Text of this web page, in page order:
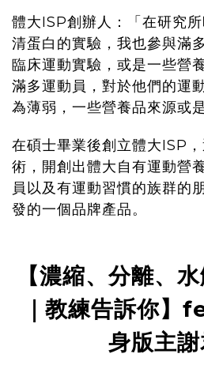
體大ISP創辦人：「在研究
清蛋白的實驗，我也參與滿
臨床運動實驗，或是一些營
滿多運動員，對於他們的運
為薄弱，一些營養品來源或
在碩士畢業後創立體大ISP
術，開創出體大自有運動營
員以及有運動習慣的族群的
發的一個品牌產品。
【濃縮、分離、
｜教練告訴你】
身版主